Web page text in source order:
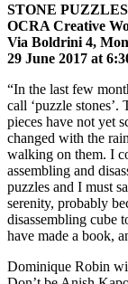
STONE PUZZLES
OCRA Creative
Via Boldrini 4,
29 June 2017 at
“In the last few
call ‘puzzle stones’.
pieces have not yet
changed with the
walking on them. I
assembling and
puzzles and I must
serenity, probably
disassembling cube
have made a book,
Dominique Robin